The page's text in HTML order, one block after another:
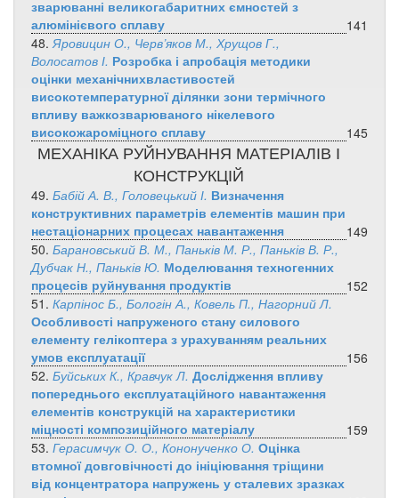
зварюванні великогабаритних ємностей з
алюмінієвого сплаву
141
48.Яровицин О., Черв’яков М., Хрущов Г.,
Волосатов І. Розробка і апробація методики
оцінки механічнихвластивостей
високотемпературної ділянки зони термічного
впливу важкозварюваного нікелевого
високожароміцного сплаву
145
МЕХАНІКА РУЙНУВАННЯ МАТЕРІАЛІВ І
КОНСТРУКЦІЙ
49. Бабій А. В., Головецький І. Визначення
конструктивних параметрів елементів машин при
нестаціонарних процесах навантаження
149
50. Барановський В. М., Паньків М. Р., Паньків В. Р.,
Дубчак Н., Паньків Ю. Моделювання техногенних
процесів руйнування продуктів
152
51. Карпінос Б., Бологін А., Ковель П., Нагорний Л.
Особливості напруженого стану силового
елементу гелікоптера з урахуванням реальних
умов експлуатації
156
52. Буйських К., Кравчук Л. Дослідження впливу
попереднього експлуатаційного навантаження
елементів конструкцій на характеристики
міцності композиційного матеріалу
159
53. Герасимчук О. О., Кононученко О. Оцінка
втомної довговічності до ініціювання тріщини
від концентратора напружень у сталевих зразках